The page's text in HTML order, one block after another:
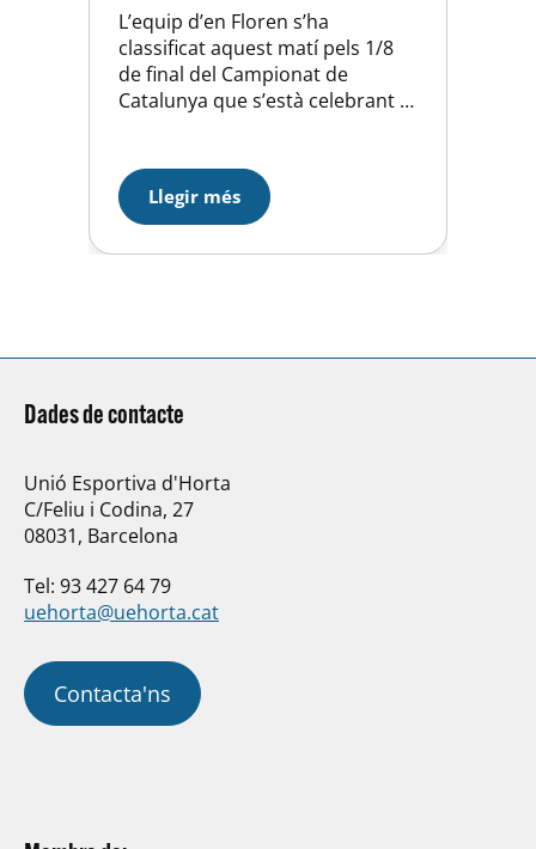
L’equip d’en Floren s’ha
classificat aquest matí pels 1/8
de final del Campionat de
Catalunya que s’està celebrant a
derrota davant la Barceloneta i
empat davant el Catalunya, el
líder ha estat el Atl. Barceloneta i
la segona plaça que donava el
Llegir més
Dades de contacte
Unió Esportiva d'Horta
C/Feliu i Codina, 27
08031, Barcelona
Tel: 93 427 64 79
uehorta@uehorta.cat
Contacta'ns